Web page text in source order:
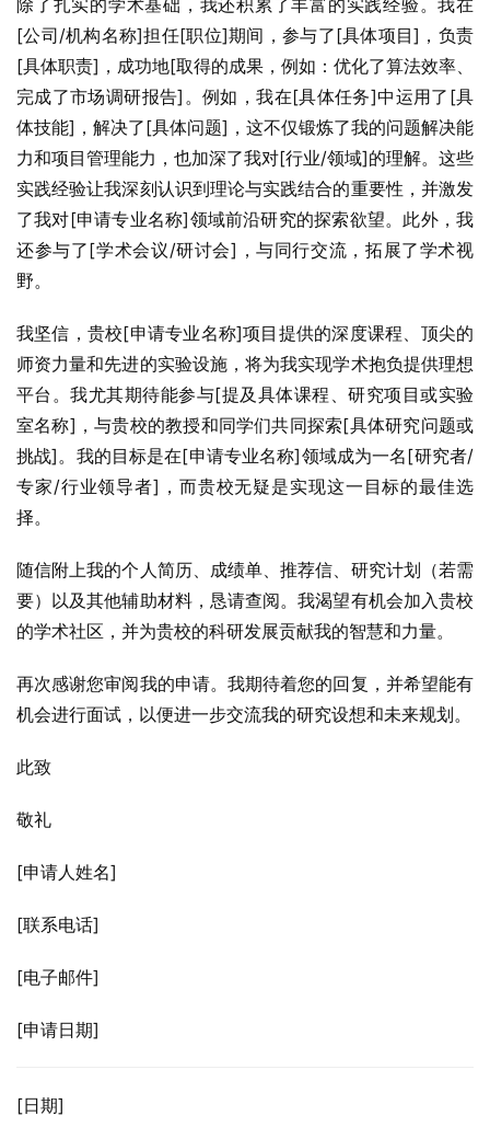
除了扎实的学术基础，我还积累了丰富的实践经验。我在
[公司/机构名称]担任[职位]期间，参与了[具体项目]，负责
[具体职责]，成功地[取得的成果，例如：优化了算法效率、
完成了市场调研报告]。例如，我在[具体任务]中运用了[具
体技能]，解决了[具体问题]，这不仅锻炼了我的问题解决能
力和项目管理能力，也加深了我对[行业/领域]的理解。这些
实践经验让我深刻认识到理论与实践结合的重要性，并激发
了我对[申请专业名称]领域前沿研究的探索欲望。此外，我
还参与了[学术会议/研讨会]，与同行交流，拓展了学术视
野。
我坚信，贵校[申请专业名称]项目提供的深度课程、顶尖的
师资力量和先进的实验设施，将为我实现学术抱负提供理想
平台。我尤其期待能参与[提及具体课程、研究项目或实验
室名称]，与贵校的教授和同学们共同探索[具体研究问题或
挑战]。我的目标是在[申请专业名称]领域成为一名[研究者/
专家/行业领导者]，而贵校无疑是实现这一目标的最佳选
择。
随信附上我的个人简历、成绩单、推荐信、研究计划（若需
要）以及其他辅助材料，恳请查阅。我渴望有机会加入贵校
的学术社区，并为贵校的科研发展贡献我的智慧和力量。
再次感谢您审阅我的申请。我期待着您的回复，并希望能有
机会进行面试，以便进一步交流我的研究设想和未来规划。
此致
敬礼
[申请人姓名]
[联系电话]
[电子邮件]
[申请日期]
[日期]